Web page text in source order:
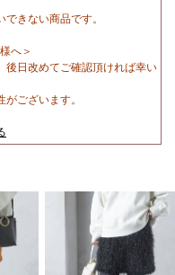
きない商品です。
へ＞
後日改めてご確認頂ければ幸い
ございます。